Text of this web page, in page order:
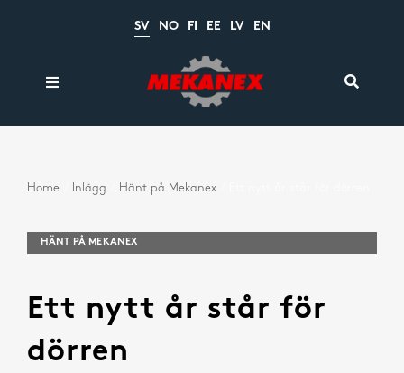
SV NO FI EE LV EN
Toggle
Kataloger
Nyheter
Toggle
Home Inlägg Hänt på Mekanex
HÄNT PÅ MEKANEX
Ett nytt år står för
dörren